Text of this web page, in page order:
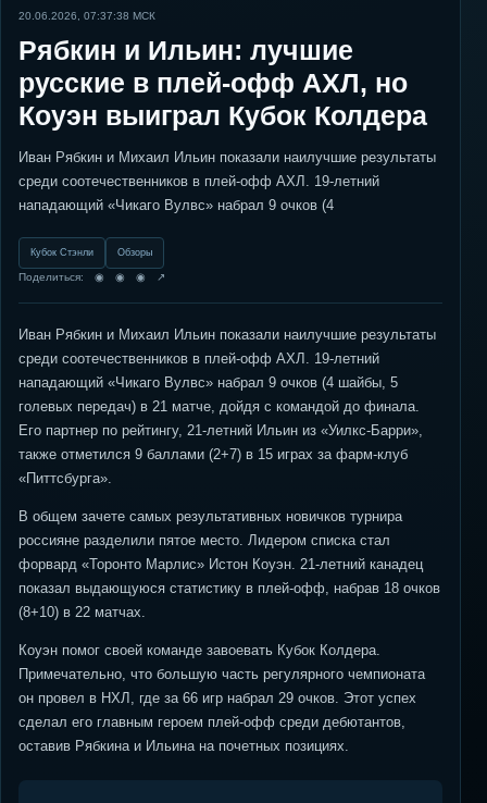
20.06.2026, 07:37:38 МСК
Рябкин и Ильин: лучшие
русские в плей-офф АХЛ, но
Коуэн выиграл Кубок Колдера
Иван Рябкин и Михаил Ильин показали наилучшие результаты
среди соотечественников в плей-офф АХЛ. 19-летний
нападающий «Чикаго Вулвс» набрал 9 очков (4
Кубок Стэнли Обзоры
Поделиться: ◉ ◉ ◉ ↗
Иван Рябкин и Михаил Ильин показали наилучшие результаты
среди соотечественников в плей-офф АХЛ. 19-летний
нападающий «Чикаго Вулвс» набрал 9 очков (4 шайбы, 5
голевых передач) в 21 матче, дойдя с командой до финала.
Его партнер по рейтингу, 21-летний Ильин из «Уилкс-Барри»,
также отметился 9 баллами (2+7) в 15 играх за фарм-клуб
«Питтсбурга».
В общем зачете самых результативных новичков турнира
россияне разделили пятое место. Лидером списка стал
форвард «Торонто Марлис» Истон Коуэн. 21-летний канадец
показал выдающуюся статистику в плей-офф, набрав 18 очков
(8+10) в 22 матчах.
Коуэн помог своей команде завоевать Кубок Колдера.
Примечательно, что большую часть регулярного чемпионата
он провел в НХЛ, где за 66 игр набрал 29 очков. Этот успех
сделал его главным героем плей-офф среди дебютантов,
оставив Рябкина и Ильина на почетных позициях.